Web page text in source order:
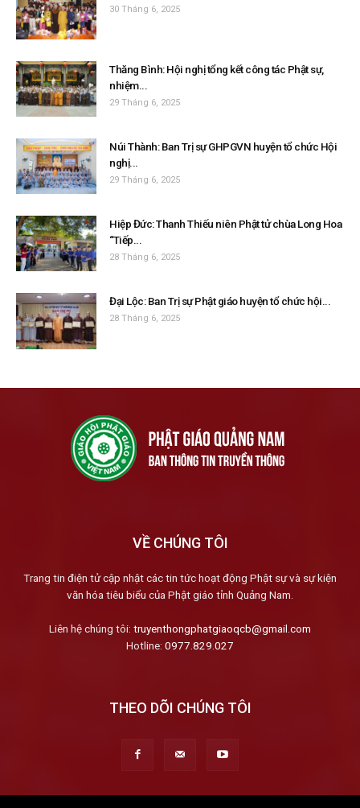
30 Tháng 6, 2025
Thăng Bình: Hội nghị tổng kết công tác Phật sự,
nhiệm...
29 Tháng 6, 2025
Núi Thành: Ban Trị sự GHPGVN huyện tổ chức Hội
nghị...
29 Tháng 6, 2025
Hiệp Đức: Thanh Thiếu niên Phật tử chùa Long Hoa
“Tiếp...
28 Tháng 6, 2025
Đại Lộc: Ban Trị sự Phật giáo huyện tổ chức hội...
28 Tháng 6, 2025
VỀ CHÚNG TÔI
Trang tin điện tử cập nhật các tin tức hoạt động Phật sự và sự kiện
văn hóa tiêu biểu của Phật giáo tỉnh Quảng Nam.
Liên hệ chúng tôi: truyenthongphatgiaoqcb@gmail.com
Hotline: 0977.829.027
THEO DÕI CHÚNG TÔI